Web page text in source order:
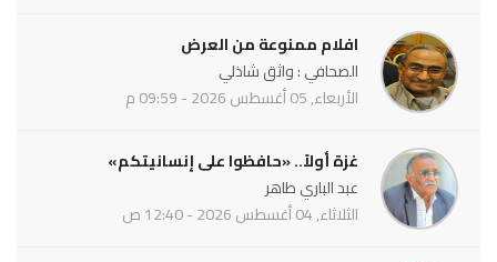
افلام ممنوعة من العرض
الصحافي : واثق شاذلي
الأربعاء, 05 أغسطس 2026 - 09:59 م
غزة أولاً.. «حافظوا على إنسانيتكم»
عبد الباري طاهر
الثلاثاء, 04 أغسطس 2026 - 12:40 ص